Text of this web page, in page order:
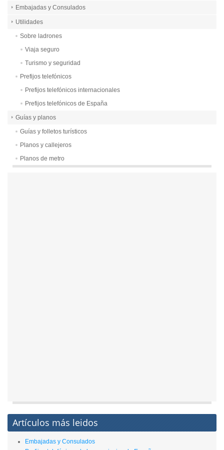
Embajadas y Consulados
Utilidades
Sobre ladrones
Viaja seguro
Turismo y seguridad
Prefijos telefónicos
Prefijos telefónicos internacionales
Prefijos telefónicos de España
Guías y planos
Guías y folletos turísticos
Planos y callejeros
Planos de metro
Artículos más leidos
Embajadas y Consulados